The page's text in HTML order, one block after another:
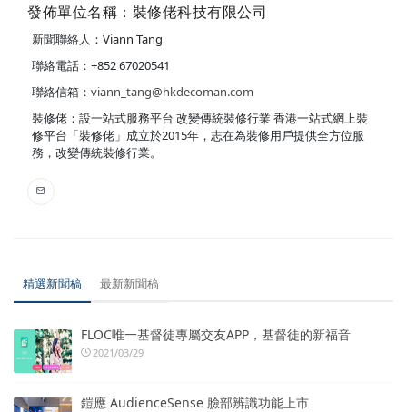
發佈單位名稱：裝修佬科技有限公司
新聞聯絡人：Viann Tang
聯絡電話：+852 67020541
聯絡信箱： viann_tang@hkdecoman.com
裝修佬：設一站式服務平台 改變傳統裝修行業 香港一站式網上裝
修平台「裝修佬」成立於2015年，志在為裝修用戶提供全方位服
務，改變傳統裝修行業。
精選新聞稿 最新新聞稿
FLOC唯一基督徒專屬交友APP，基督徒的新福音
2021/03/29
鎧應 AudienceSense 臉部辨識功能上市